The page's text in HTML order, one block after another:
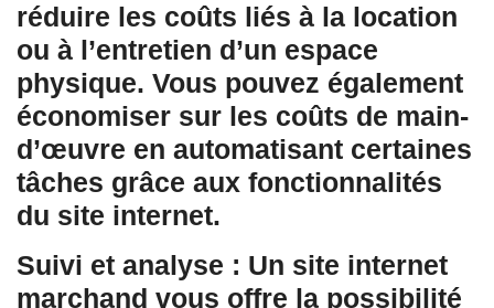
réduire les coûts liés à la location
ou à l’entretien d’un espace
physique. Vous pouvez également
économiser sur les coûts de main-
d’œuvre en automatisant certaines
tâches grâce aux fonctionnalités
du site internet.
Suivi et analyse : Un site internet
marchand vous offre la possibilité